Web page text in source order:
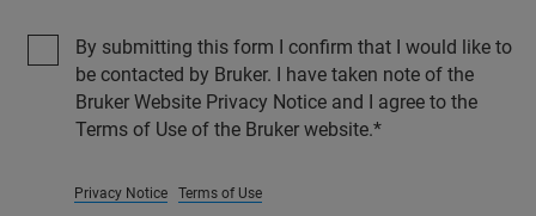
By submitting this form I confirm that I would like to
be contacted by Bruker. I have taken note of the
Bruker Website Privacy Notice and I agree to the
Terms of Use of the Bruker website.
Privacy Notice Terms of Use